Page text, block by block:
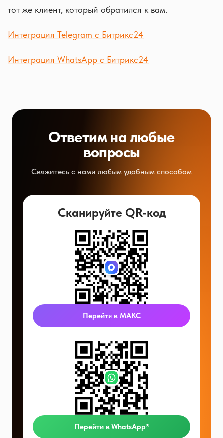
тот же клиент, который обратился к вам.
Интеграция Telegram с Битрикс24
Интеграция WhatsApp с Битрикс24
Ответим на любые
вопросы
Свяжитесь с нами любым удобным способом
Сканируйте QR-код
Перейти в МАКС
Перейти в WhatsApp*